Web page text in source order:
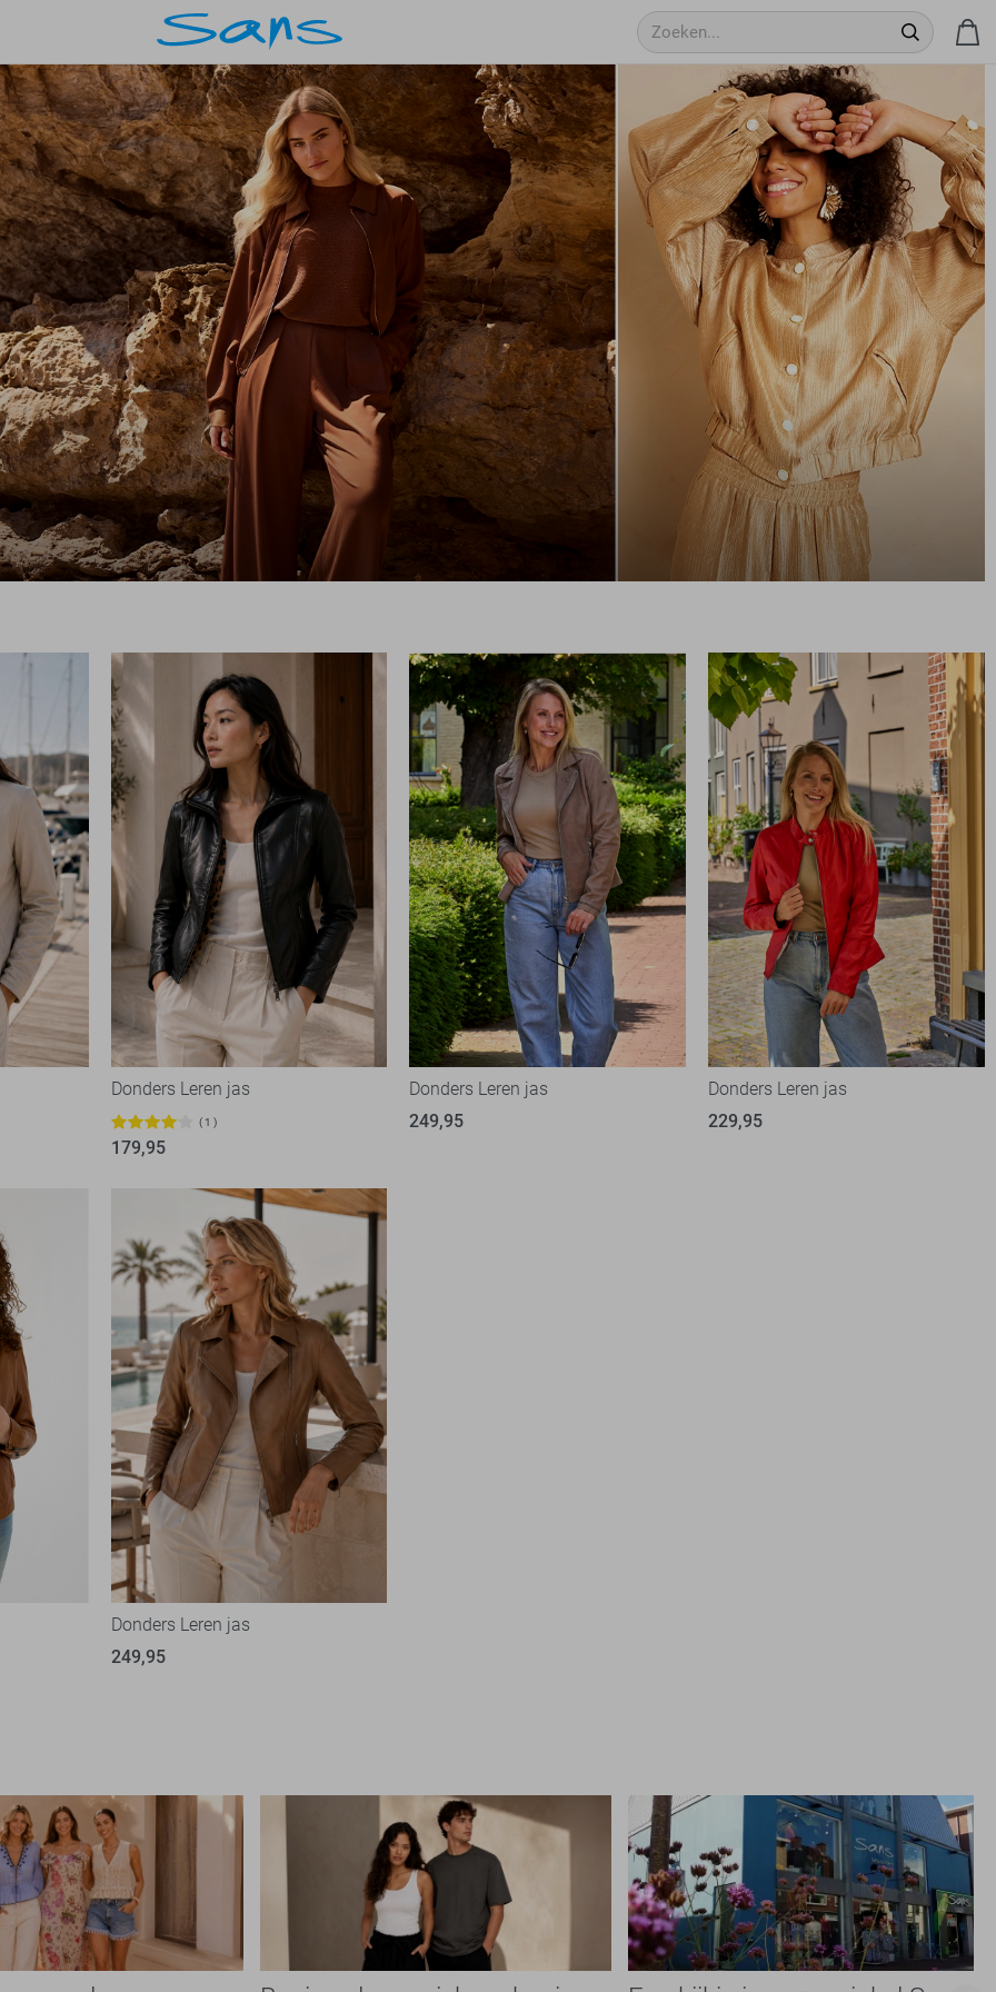
Donders Leren jas
1
179,95
Donders Leren jas
249,95
Donders Leren jas
229,95
Donders Leren jas
249,95